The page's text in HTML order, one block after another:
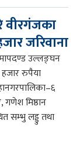
वीरगंजका
जरिवाना
मापदण्ड उल्लङ्घन
रुपैया
गणेश मिष्ठान
सम्भु लड्डु तथा